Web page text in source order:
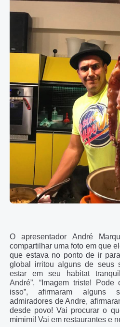
O apresentador André
compartilhar uma foto em que
que estava no ponto de ir
global irritou alguns de seus
estar em seu habitat
André”, “Imagem triste!
isso”, afirmaram alguns
admiradores de Andre,
desde povo! Vai procurar o
mimimi! Vai em restaurantes e